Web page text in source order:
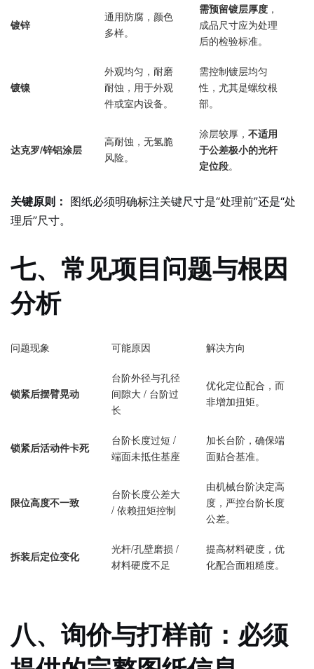
镀锌
通用防腐，颜色
多样。
需预留镀层厚度 ，
成品尺寸应为处理
后的检验标准。
镀镍
外观均匀，耐磨
耐蚀，用于外观
件或室内设备。
需控制镀层均匀
性，尤其是螺纹根
部。
达克罗/锌铝涂层
高耐蚀，无氢脆
风险。
涂层较厚， 不适用
于公差极小的光杆
定位段。
关键原则： 图纸必须明确标注关键尺寸是“处理前”还是“处
理后”尺寸。
七、常见项目问题与根因
分析
问题现象 可能原因 解决方向
锁紧后摆臂晃动
台阶外径与孔径
间隙大 / 台阶过
长
优化定位配合，而
非增加扭矩。
锁紧后活动件卡死
台阶长度过短 /
端面未抵住基座
加长台阶，确保端
面贴合基准。
限位高度不一致
台阶长度公差大
/ 依赖扭矩控制
由机械台阶决定高
度，严控台阶长度
公差。
拆装后定位变化
光杆/孔壁磨损 /
材料硬度不足
提高材料硬度，优
化配合面粗糙度。
八、询价与打样前：必须